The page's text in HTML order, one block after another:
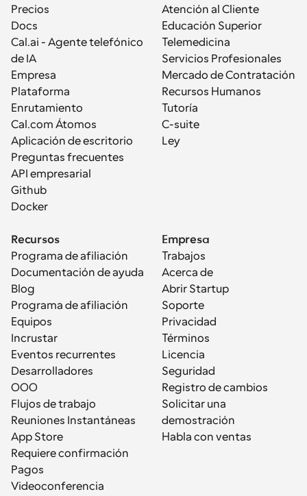
Precios
Docs
Cal.ai - Agente telefónico
de IA
Empresa
Plataforma
Enrutamiento
Cal.com Átomos
Aplicación de escritorio
Preguntas frecuentes
API empresarial
Github
Docker
Atención al Cliente
Educación Superior
Telemedicina
Servicios Profesionales
Mercado de Contratación
Recursos Humanos
Tutoría
C-suite
Ley
Recursos
Programa de afiliación
Documentación de ayuda
Blog
Programa de afiliación
Equipos
Incrustar
Eventos recurrentes
Desarrolladores
OOO
Flujos de trabajo
Reuniones Instantáneas
App Store
Requiere confirmación
Pagos
Videoconferencia
Empresa
Trabajos
Acerca de
Abrir Startup
Soporte
Privacidad
Términos
Licencia
Seguridad
Registro de cambios
Solicitar una
demostración
Habla con ventas